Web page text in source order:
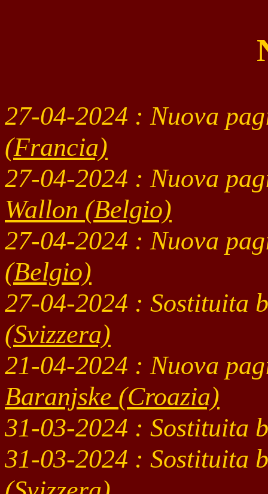
27-04-2024 : Nuova
(Francia)
27-04-2024 : Nuova
Wallon (Belgio)
27-04-2024 : Nuova
(Belgio)
27-04-2024 : Sostituita
(Svizzera)
21-04-2024 : Nuova
Baranjske (Croazia)
31-03-2024 : Sostituita
31-03-2024 : Sostituita